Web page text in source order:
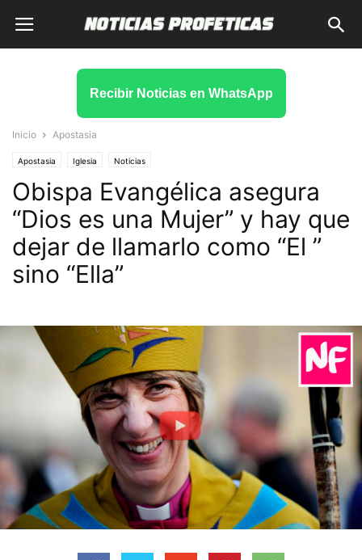
Recibir Noticias en WhatsApp
Inicio Apostasia
Apostasia Iglesia Noticias
Obispa Evangélica asegura
“Dios es una Mujer” y hay que
dejar de llamarlo como “El ”
sino “Ella”